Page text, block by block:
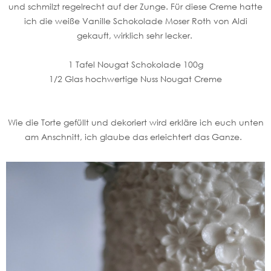
und schmilzt regelrecht auf der Zunge. Für diese Creme hatte
ich die weiße Vanille Schokolade Moser Roth von Aldi
gekauft, wirklich sehr lecker.
1 Tafel Nougat Schokolade 100g
1/2 Glas hochwertige Nuss Nougat Creme
Wie die Torte gefüllt und dekoriert wird erkläre ich euch unten
am Anschnitt, ich glaube das erleichtert das Ganze.